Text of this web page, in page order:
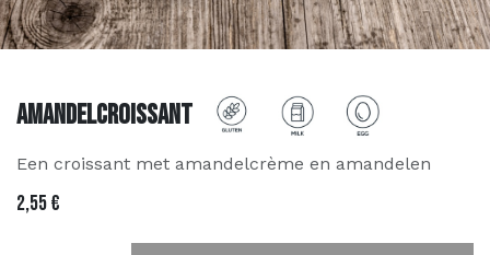
Amandelcroissant
Een croissant met amandelcrème en amandelen
2,55€